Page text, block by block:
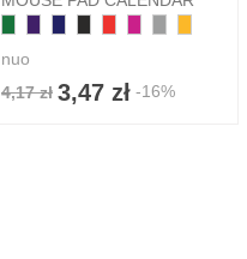
nuo
4,17 zł 3,47 zł -16%